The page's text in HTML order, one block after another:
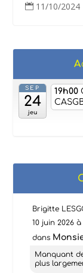
 11/10/2024
SEP
24
jeu
19h00
Brigitte
10 juin 2026 à
dans
Manquant
plus